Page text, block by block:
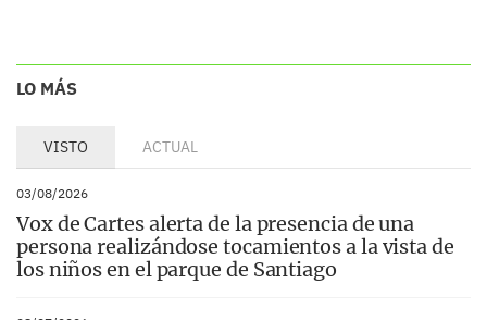
LO MÁS
VISTO ACTUAL
03/08/2026
Vox de Cartes alerta de la presencia de una
persona realizándose tocamientos a la vista de
los niños en el parque de Santiago